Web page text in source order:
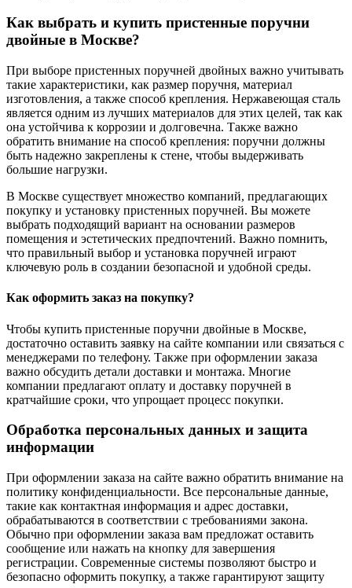
Как выбрать и купить пристенные поручни
двойные в Москве?
При выборе пристенных поручней двойных важно учитывать
такие характеристики, как размер поручня, материал
изготовления, а также способ крепления. Нержавеющая сталь
является одним из лучших материалов для этих целей, так как
она устойчива к коррозии и долговечна. Также важно
обратить внимание на способ крепления: поручни должны
быть надежно закреплены к стене, чтобы выдерживать
большие нагрузки.
В Москве существует множество компаний, предлагающих
покупку и установку пристенных поручней. Вы можете
выбрать подходящий вариант на основании размеров
помещения и эстетических предпочтений. Важно помнить,
что правильный выбор и установка поручней играют
ключевую роль в создании безопасной и удобной среды.
Как оформить заказ на покупку?
Чтобы купить пристенные поручни двойные в Москве,
достаточно оставить заявку на сайте компании или связаться с
менеджерами по телефону. Также при оформлении заказа
важно обсудить детали доставки и монтажа. Многие
компании предлагают оплату и доставку поручней в
кратчайшие сроки, что упрощает процесс покупки.
Обработка персональных данных и защита
информации
При оформлении заказа на сайте важно обратить внимание на
политику конфиденциальности. Все персональные данные,
такие как контактная информация и адрес доставки,
обрабатываются в соответствии с требованиями закона.
Обычно при оформлении заказа вам предложат оставить
сообщение или нажать на кнопку для завершения
регистрации. Современные системы позволяют быстро и
безопасно оформить покупку, а также гарантируют защиту